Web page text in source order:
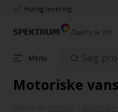
Hurtig levering
Menu
Motoriske